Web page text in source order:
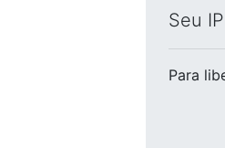
Seu
Para